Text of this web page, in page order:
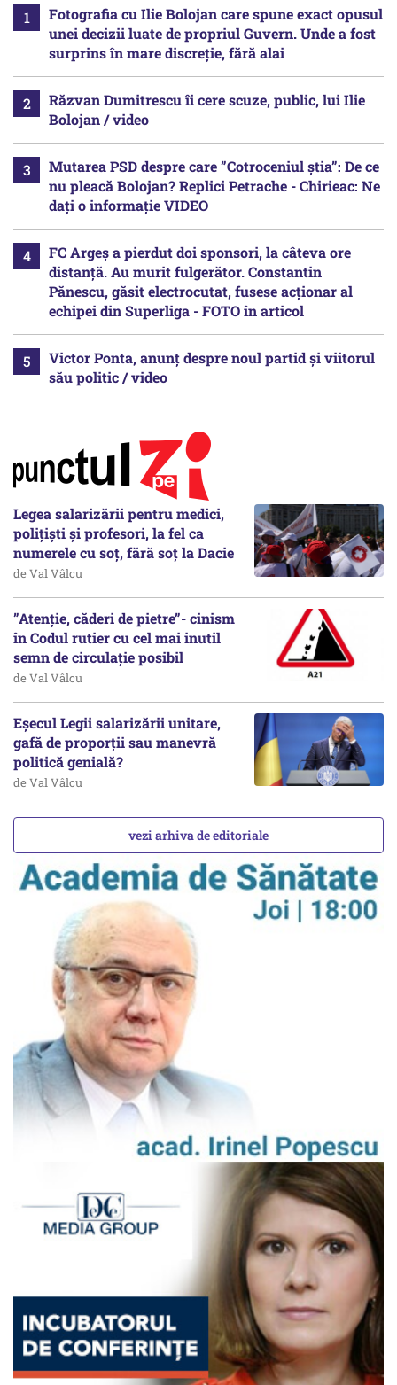
Fotografia cu Ilie Bolojan care spune exact opusul
unei decizii luate de propriul Guvern. Unde a fost
surprins în mare discreție, fără alai
Răzvan Dumitrescu îi cere scuze, public, lui Ilie
Bolojan / video
Mutarea PSD despre care ”Cotroceniul știa”: De ce
nu pleacă Bolojan? Replici Petrache - Chirieac: Ne
dați o informație VIDEO
FC Argeș a pierdut doi sponsori, la câteva ore
distanță. Au murit fulgerător. Constantin
Pănescu, găsit electrocutat, fusese acționar al
echipei din Superliga - FOTO în articol
Victor Ponta, anunț despre noul partid și viitorul
său politic / video
Legea salarizării pentru medici,
polițiști și profesori, la fel ca
numerele cu soț, fără soț la Dacie
de Val Vâlcu
”Atenție, căderi de pietre”- cinism
în Codul rutier cu cel mai inutil
semn de circulație posibil
de Val Vâlcu
Eșecul Legii salarizării unitare,
gafă de proporții sau manevră
politică genială?
de Val Vâlcu
vezi arhiva de editoriale